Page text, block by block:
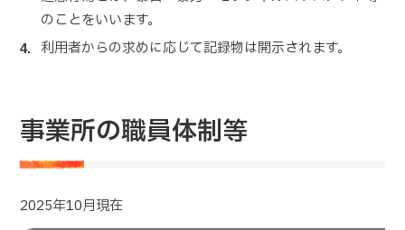
のことをいいます。
利用者からの求めに応じて記録物は開示されます。
事業所の職員体制等
2025年10月現在